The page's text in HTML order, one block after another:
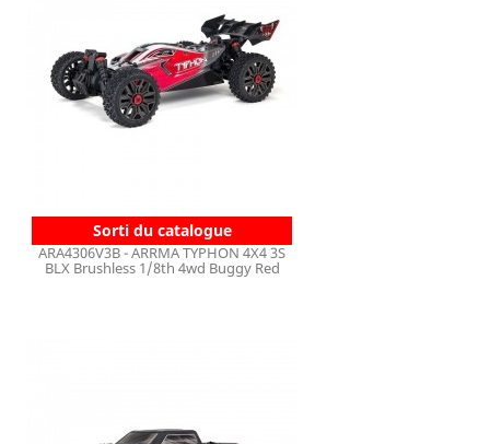
Sorti du catalogue
ARA4306V3B - ARRMA TYPHON 4X4 3S
BLX Brushless 1/8th 4wd Buggy Red